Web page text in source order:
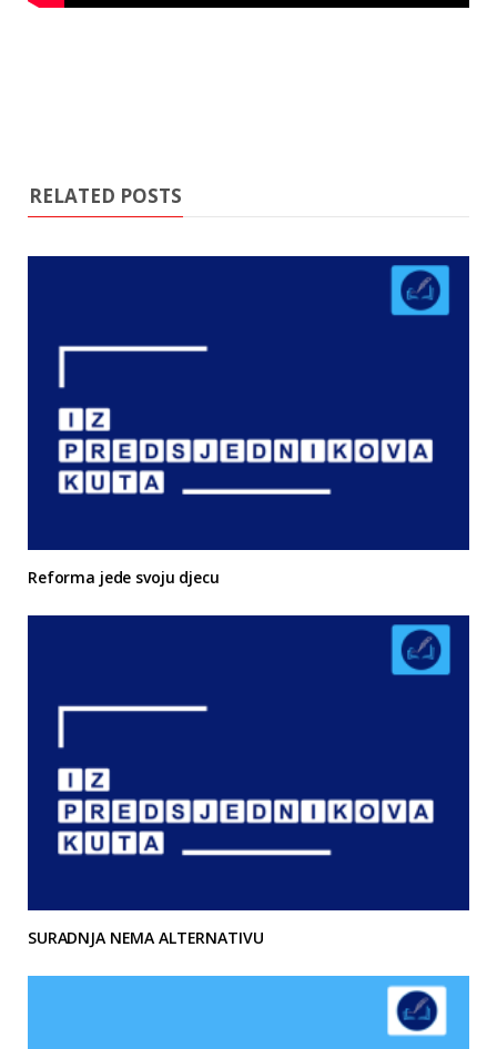
RELATED POSTS
Reforma jede svoju djecu
SURADNJA NEMA ALTERNATIVU